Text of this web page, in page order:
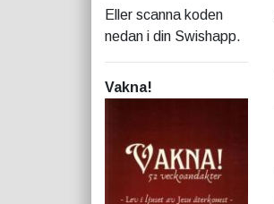
Eller scanna koden
nedan i din Swishapp.
Vakna!